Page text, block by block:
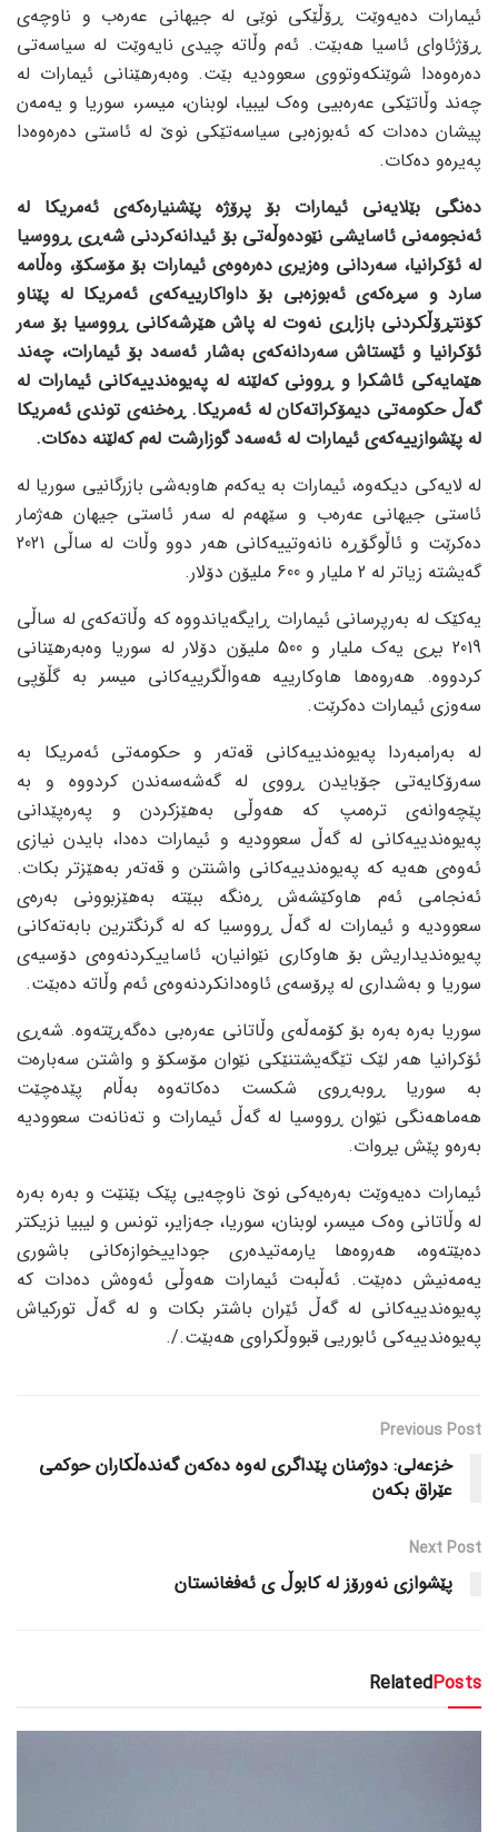
ئیمارات دەیەوێت ڕۆڵێکی نوێی لە جیهانی عەرەب و ناوچەی
ڕۆژئاوای ئاسیا هەبێت. ئەم وڵاتە چیدی نایەوێت لە سیاسەتی
دەرەوەدا شوێنکەوتووی سعوودیە بێت. وەبەرهێنانی ئیمارات لە
چەند وڵاتێکی عەرەبیی وەک لیبیا، لوبنان، میسر، سوریا و یەمەن
پیشان دەدات کە ئەبوزەبی سیاسەتێکی نوێ لە ئاستی دەرەوەدا
پەیرەو دەکات.
دەنگی بێلایەنی ئیمارات بۆ پرۆژە پێشنیارەکەی ئەمریکا لە
ئەنجومەنی ئاسایشی نێودەوڵەتی بۆ ئیدانەکردنی شەڕی ڕووسیا
لە ئۆکرانیا، سەردانی وەزیری دەرەوەی ئیمارات بۆ مۆسکۆ، وەڵامە
سارد و سڕەکەی ئەبوزەبی بۆ داواکارییەکەی ئەمریکا لە پێناو
کۆنتڕۆڵکردنی بازاڕی نەوت لە پاش هێرشەکانی ڕووسیا بۆ سەر
ئۆکرانیا و ئێستاش سەردانەکەی بەشار ئەسەد بۆ ئیمارات، چەند
هێمایەکی ئاشکرا و ڕوونی کەلێنە لە پەیوەندییەکانی ئیمارات لە
گەڵ حکومەتی دیمۆکراتەکان لە ئەمریکا. ڕەخنەی توندی ئەمریکا
لە پێشوازییەکەی ئیمارات لە ئەسەد گوزارشت لەم کەلێنە دەکات.
لە لایەکی دیکەوە، ئیمارات بە یەکەم هاوبەشی بازرگانیی سوریا لە
ئاستی جیهانی عەرەب و سێهەم لە سەر ئاستی جیهان هەژمار
دەکرێت و ئاڵوگۆڕە نانەوتییەکانی هەر دوو وڵات لە ساڵی 2021
گەیشتە زیاتر لە 2 ملیار و 600 ملیۆن دۆلار.
یەکێک لە بەرپرسانی ئیمارات ڕایگەیاندووە کە وڵاتەکەی لە ساڵی
2019 بڕی یەک ملیار و 500 ملیۆن دۆلار لە سوریا وەبەرهێنانی
کردووە. هەروەها هاوکارییە هەواڵگرییەکانی میسر بە گڵۆپی
سەوزی ئیمارات دەکرێت.
لە بەرامبەردا پەیوەندییەکانی قەتەر و حکومەتی ئەمریکا بە
سەرۆکایەتی جۆبایدن ڕووی لە گەشەسەندن کردووە و بە
پێچەوانەی ترەمپ کە هەوڵی بەهێزکردن و پەرەپێدانی
پەیوەندییەکانی لە گەڵ سعوودیە و ئیمارات دەدا، بایدن نیازی
ئەوەی هەیە کە پەیوەندییەکانی واشنتن و قەتەر بەهێزتر بکات.
ئەنجامی ئەم هاوکێشەش ڕەنگە ببێتە بەهێزبوونی بەرەی
سعوودیە و ئیمارات لە گەڵ ڕووسیا کە لە گرنگترین بابەتەکانی
پەیوەندیداریش بۆ هاوکاری نێوانیان، ئاساییکردنەوەی دۆسیەی
سوریا و بەشداری لە پرۆسەی ئاوەدانکردنەوەی ئەم وڵاتە دەبێت.
سوریا بەرە بەرە بۆ کۆمەڵەی وڵاتانی عەرەبی دەگەڕێتەوە. شەڕی
ئۆکرانیا هەر لێک تێگەیشتنێکی نێوان مۆسکۆ و واشتن سەبارەت
بە سوریا ڕوبەڕوی شکست دەکاتەوە بەڵام پێدەچێت
هەماهەنگی نێوان ڕووسیا لە گەڵ ئیمارات و تەنانەت سعوودیە
بەرەو پێش بڕوات.
ئیمارات دەیەوێت بەرەیەکی نوێ ناوچەیی پێک بێنێت و بەرە بەرە
لە وڵاتانی وەک میسر، لوبنان، سوریا، جەزایر، تونس و لیبیا نزیکتر
دەبێتەوە، هەروەها یارمەتیدەری جوداییخوازەکانی باشوری
یەمەنیش دەبێت. ئەڵبەت ئیمارات هەوڵی ئەوەش دەدات کە
پەیوەندییەکانی لە گەڵ ئێران باشتر بکات و لە گەڵ تورکیاش
پەیوەندییەکی ئابوریی قبووڵکراوی هەبێت./.
Previous Post
خزعەلی: دوژمنان پێداگری لەوە دەکەن گەندەڵکاران حوکمی
عێراق بکەن
Next Post
پێشوازی نەورۆز لە کابوڵ ی ئەفغانستان
RelatedPosts